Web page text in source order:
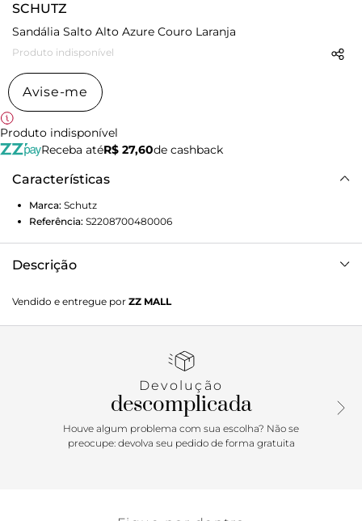
SCHUTZ
Sandália Salto Alto Azure Couro Laranja
Produto indisponível
Avise-me
Produto indisponível
Receba atéR$ 27,60de cashback
Características
Marca: Schutz
Referência: S2208700480006
Descrição
sobre os dedos e outra em diagonal no peito do pé, unidas
por detalhe com studs de pedra. Possui fechamento por
Vendido e entregue por ZZ MALL
Devolução
descomplicada
Houve algum problema com sua escolha? Não se
preocupe: devolva seu pedido de forma gratuita